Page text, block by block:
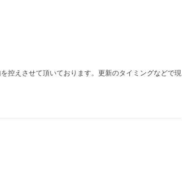
控えさせて頂いております。更新のタイミングなどで現